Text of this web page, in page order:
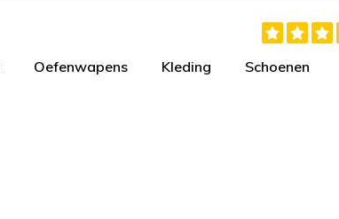
Oefenwapens Kleding Schoenen